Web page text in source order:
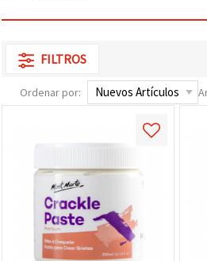
FILTROS
Ordenar por: